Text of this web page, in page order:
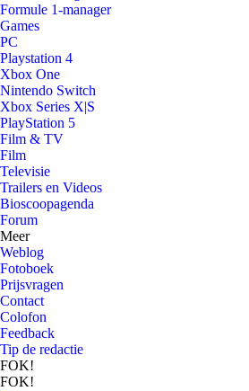
Formule 1-manager
Games
PC
Playstation 4
Xbox One
Nintendo Switch
Xbox Series X|S
PlayStation 5
Film & TV
Film
Televisie
Trailers en Videos
Bioscoopagenda
Forum
Meer
Weblog
Fotoboek
Prijsvragen
Contact
Colofon
Feedback
Tip de redactie
FOK!
FOK!